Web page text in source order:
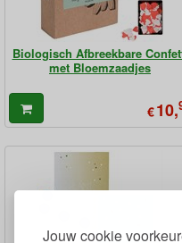
Jouw cookie
Biologisch Afbreekbare
met Bloemzaadjes
€10,